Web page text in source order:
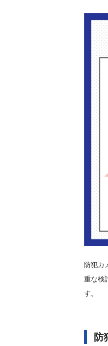
防犯カ
重な検
す。
防